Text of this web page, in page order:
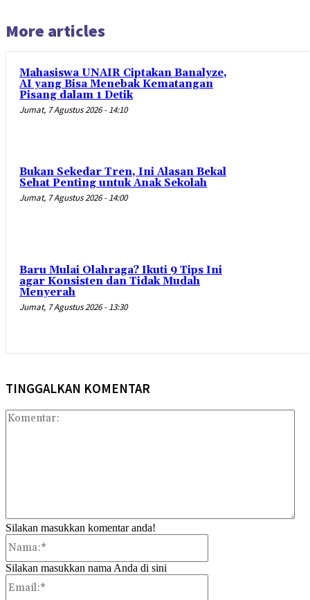
More articles
Mahasiswa UNAIR Ciptakan Banalyze,
AI yang Bisa Menebak Kematangan
Pisang dalam 1 Detik
Jumat, 7 Agustus 2026 - 14:10
Bukan Sekedar Tren, Ini Alasan Bekal
Sehat Penting untuk Anak Sekolah
Jumat, 7 Agustus 2026 - 14:00
Baru Mulai Olahraga? Ikuti 9 Tips Ini
agar Konsisten dan Tidak Mudah
Menyerah
Jumat, 7 Agustus 2026 - 13:30
TINGGALKAN KOMENTAR
Silakan masukkan komentar anda!
Silakan masukkan nama Anda di sini